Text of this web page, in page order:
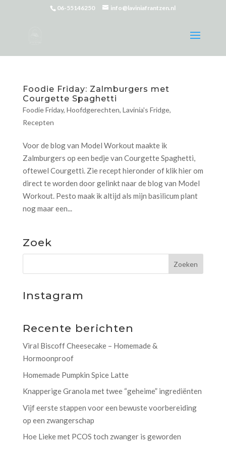
06-55146250 info@laviniafrantzen.nl
Foodie Friday: Zalmburgers met
Courgette Spaghetti
Foodie Friday, Hoofdgerechten, Lavinia's Fridge,
Recepten
Voor de blog van Model Workout maakte ik
Zalmburgers op een bedje van Courgette Spaghetti,
oftewel Courgetti. Zie recept hieronder of klik hier om
direct te worden door gelinkt naar de blog van Model
Workout. Pesto maak ik altijd als mijn basilicum plant
nog maar een...
Zoek
Instagram
Recente berichten
Viral Biscoff Cheesecake – Homemade &
Hormoonproof
Homemade Pumpkin Spice Latte
Knapperige Granola met twee “geheime” ingrediënten
Vijf eerste stappen voor een bewuste voorbereiding
op een zwangerschap
Hoe Lieke met PCOS toch zwanger is geworden